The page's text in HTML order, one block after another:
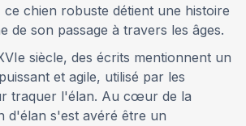
ce chien robuste détient une histoire
de son passage à travers les âges.
siècle, des écrits mentionnent un
et agile, utilisé par les
traquer l'élan. Au cœur de la
d'élan s'est avéré être un